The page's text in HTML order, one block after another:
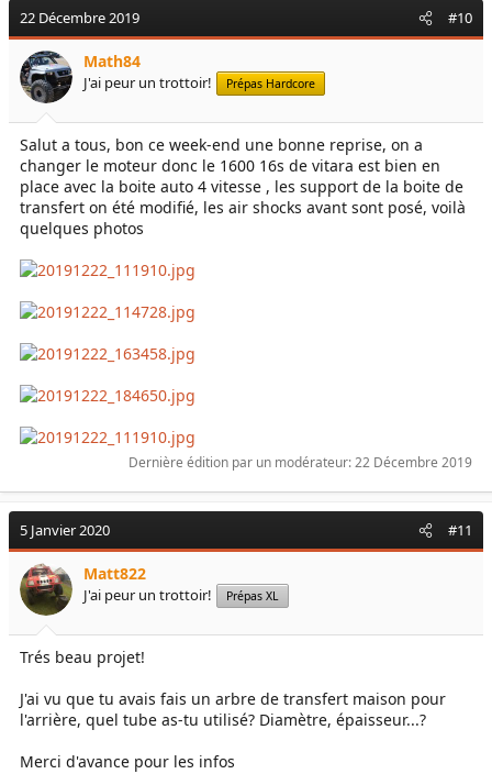
t
o
n
s
:
22 Décembre 2019 #10
Math84
J'ai peur un trottoir! Prépas Hardcore
Salut a tous, bon ce week-end une bonne reprise, on a
changer le moteur donc le 1600 16s de vitara est bien en
place avec la boite auto 4 vitesse , les support de la boite de
transfert on été modifié, les air shocks avant sont posé, voilà
quelques photos
Dernière édition par un modérateur:22 Décembre 2019
5 Janvier 2020 #11
Matt822
J'ai peur un trottoir! Prépas XL
Trés beau projet!
J'ai vu que tu avais fais un arbre de transfert maison pour
l'arrière, quel tube as-tu utilisé? Diamètre, épaisseur...?
Merci d'avance pour les infos